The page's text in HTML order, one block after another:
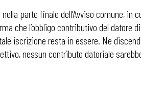
parte finale dell’Avviso comune,
che l’obbligo contributivo del datore
iscrizione resta in essere. Ne
nessun contributo datoriale